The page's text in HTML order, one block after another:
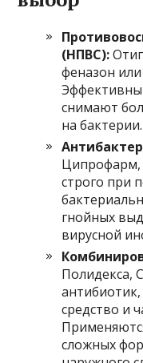
(НПВС):
феназон
Эффективны
снимают
на бактерии.
Ципрофарм,
строго при
гнойных
вирусной
Полидекса,
средство и
сложных